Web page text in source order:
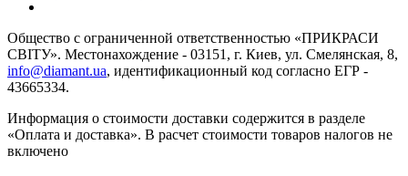
Общество с ограниченной ответственностью «ПРИКРАСИ
СВІТУ». Местонахождение - 03151, г. Киев, ул. Смелянская, 8,
info@diamant.ua, идентификационный код согласно ЕГР -
43665334.
Информация о стоимости доставки содержится в разделе
«Оплата и доставка». В расчет стоимости товаров налогов не
включено